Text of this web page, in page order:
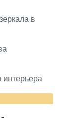
в
интерьера